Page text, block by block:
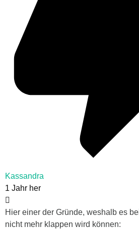
Kassandra
1 Jahr her
Hier einer der Gründe, weshalb es
nicht mehr klappen wird können: